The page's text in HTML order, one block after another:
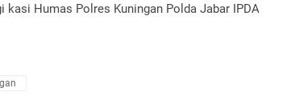
Humas Polres Kuningan Polda Jabar IPDA